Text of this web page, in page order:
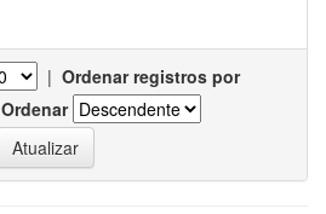
| Ordenar registros por
Ordenar